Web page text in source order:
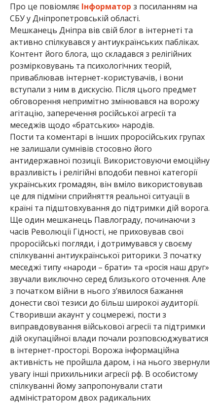
Про це повіомляє Інформатор з посиланням на
СБУ у Дніпропетровській області.
Мешканець Дніпра вів свій блог в інтернеті та
активно спілкувався у антиукраїнських пабліках.
Контент його блога, що складався з релігійних
розмірковувань та психологічних теорій,
приваблював інтернет-користувачів, і вони
вступали з ним в дискусію. Після цього предмет
обговорення непримітно змінювався на ворожу
агітацію, заперечення російської агресії та
меседжів щодо «братських» народів.
Пости та коментарі в інших проросійських групах
не залишали сумнівів стосовно його
антидержавної позиції. Використовуючи емоційну
вразливість і релігійні вподоби певної категорії
українських громадян, він вміло використовував
це для підміни сприйняття реальної ситуації в
країні та підштовхування до підтримки дій ворога.
Ще один мешканець Павлограду, починаючи з
часів Революції Гідності, не приховував свої
проросійські погляди, і дотримувався у своєму
спілкуванні антиукраїнської риторики. З початку
меседжі типу «народи – брати» та «росія наш друг»
звучали виключно серед близького оточення. Але
з початком війни в нього з’явилося бажання
донести свої тезиси до більш широкої аудиторії.
Створивши акаунт у соцмережі, пости з
виправдовування військової агресії та підтримки
дій окупаційної влади почали розповсюджуватися
в інтернет-просторі. Ворожа інформаційна
активність не пройшла даром, і на нього звернули
увагу інші прихильники агресії рф. В особистому
спілкуванні йому запропонували стати
адміністратором двох радикальних